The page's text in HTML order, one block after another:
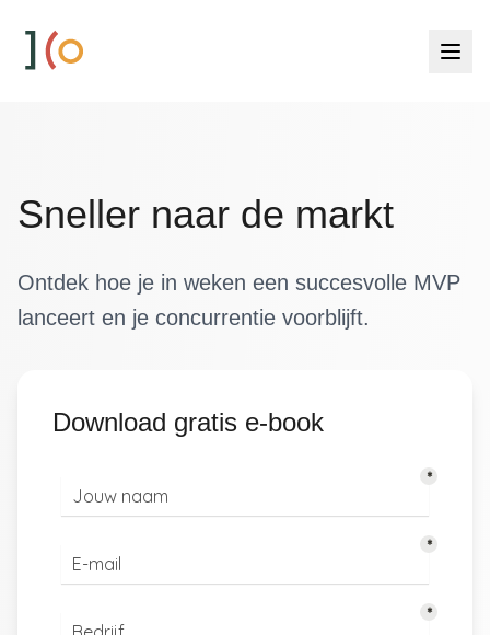
Sneller naar de markt
Ontdek hoe je in weken een succesvolle MVP
lanceert en je concurrentie voorblijft.
Download gratis e-book